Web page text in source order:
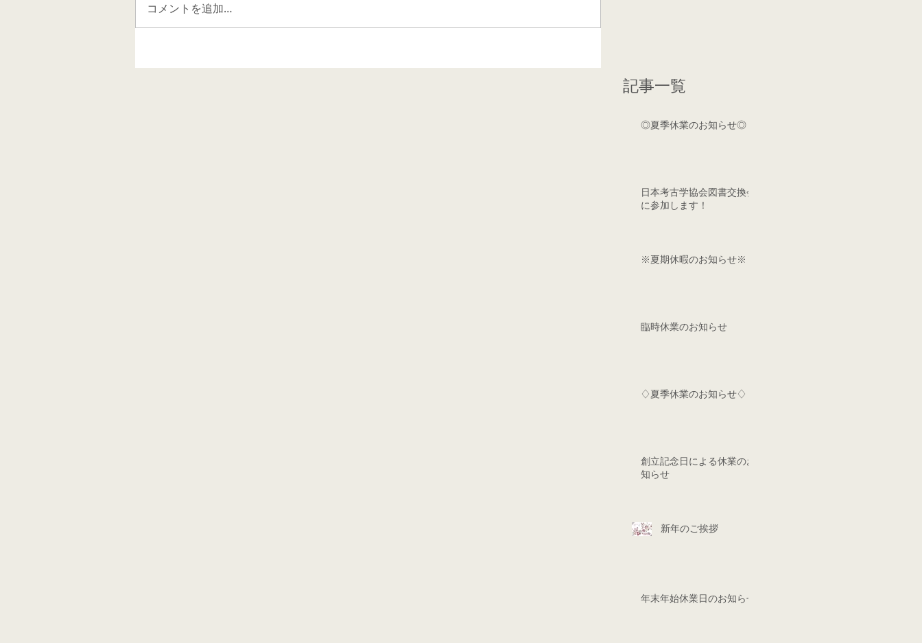
コメントを追加…
記事一覧
◎夏季休業のお知らせ◎
日本考古学協会図書交換会
に参加します！
※夏期休暇のお知らせ※
臨時休業のお知らせ
♢夏季休業のお知らせ♢
創立記念日による休業のお
知らせ
新年のご挨拶
年末年始休業日のお知らせ